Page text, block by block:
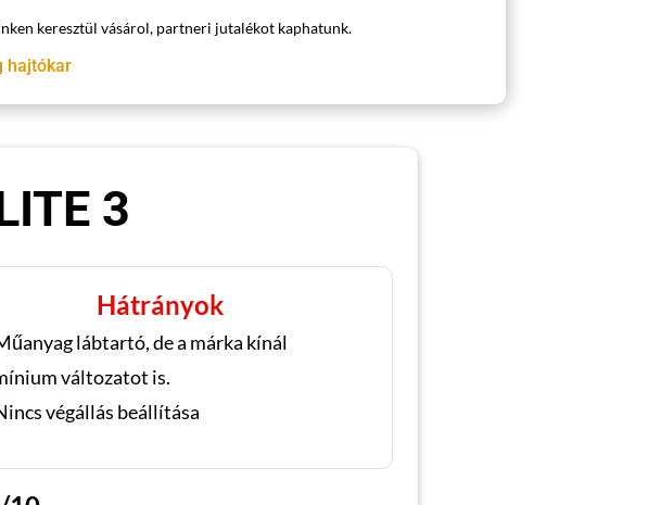
keresztül vásárol, partneri jutalékot kaphatunk.
hajtókar
3
Hátrányok
lábtartó, de a márka kínál
változatot is.
végállás beállítása